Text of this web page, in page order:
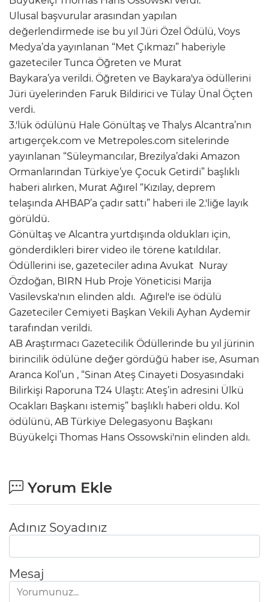
Ulusal başvurular arasından yapılan
değerlendirmede ise bu yıl Jüri Özel Ödülü, Voys
Medya’da yayınlanan “Met Çıkmazı” haberiyle
gazeteciler Tunca Öğreten ve Murat
Baykara’ya verildi. Öğreten ve Baykara'ya ödüllerini
Jüri üyelerinden Faruk Bildirici ve Tülay Ünal Öçten
verdi.
3.'lük ödülünü Hale Gönültaş ve Thalys Alcantra’nın
artıgerçek.com ve Metrepoles.com sitelerinde
yayınlanan “Süleymancılar, Brezilya’daki Amazon
Ormanlarından Türkiye’ye Çocuk Getirdi” başlıklı
haberi alırken, Murat Ağırel “Kızılay, deprem
telaşında AHBAP’a çadır sattı” haberi ile 2.'liğe layık
görüldü.
Gönültaş ve Alcantra yurtdışında oldukları için,
gönderdikleri birer video ile törene katıldılar.
Ödüllerini ise, gazeteciler adına Avukat Nuray
Özdoğan, BIRN Hub Proje Yöneticisi Marija
Vasilevska'nın elinden aldı. Ağırel'e ise ödülü
Gazeteciler Cemiyeti Başkan Vekili Ayhan Aydemir
tarafından verildi.
AB Araştırmacı Gazetecilik Ödüllerinde bu yıl jürinin
birincilik ödülüne değer gördüğü haber ise, Asuman
Aranca Kol’un , “Sinan Ateş Cinayeti Dosyasındaki
Bilirkişi Raporuna T24 Ulaştı: Ateş’in adresini Ülkü
Ocakları Başkanı istemiş” başlıklı haberi oldu. Kol
ödülünü, AB Türkiye Delegasyonu Başkanı
Büyükelçi Thomas Hans Ossowski'nin elinden aldı.
Yorum Ekle
Adınız Soyadınız
Mesaj